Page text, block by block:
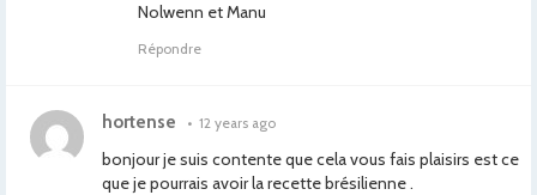
Nolwenn et Manu
Répondre
hortense • 12 years ago
bonjour je suis contente que cela vous fais plaisirs est ce
que je pourrais avoir la recette brésilienne .